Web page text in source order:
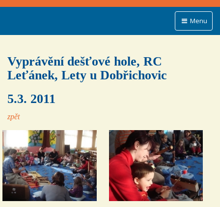
Menu
Vyprávění dešťové hole, RC
Leťánek, Lety u Dobřichovic
5.3. 2011
zpět